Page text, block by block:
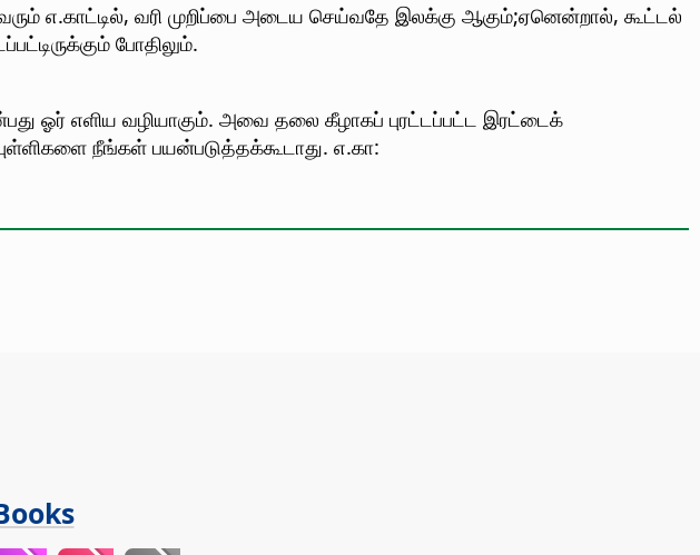
எ.காட்டில், வரி முறிப்பை அடைய செய்வதே இலக்கு ஆகும்;ஏனென்றால், கூட்டல்
போதிலும்.
ஓர் எளிய வழியாகும். அவை தலை கீழாகப் புரட்டப்பட்ட இரட்டைக்
நீங்கள் பயன்படுத்தக்கூடாது. எ.கா: